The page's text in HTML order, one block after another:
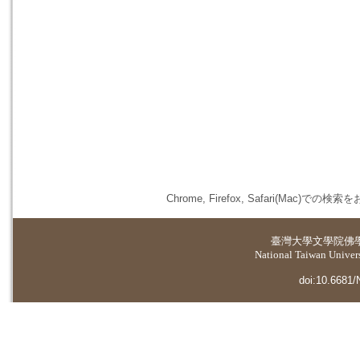
Chrome, Firefox, Safari(Mac)での検索を
臺灣大學文學院佛
National Taiwan
doi:10.6681/